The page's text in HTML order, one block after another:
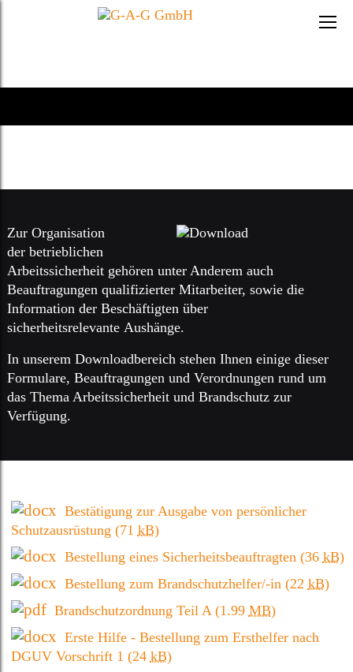
Zur Organisation
der betrieblichen
Arbeitssicherheit gehören unter Anderem auch
Beauftragungen qualifizierter Mitarbeiter, sowie die
Information der Beschäftigten über
sicherheitsrelevante Aushänge.
In unserem Downloadbereich stehen Ihnen einige dieser
Formulare, Beauftragungen und Verordnungen rund um
das Thema Arbeitssicherheit und Brandschutz zur
Verfügung.
Bestätigung zur Ausgabe von persönlicher
Schutzausrüstung (71 kB)
Bestellung eines Sicherheitsbeauftragten(36 kB)
Bestellung zum Brandschutzhelfer/-in(22 kB)
Brandschutzordnung Teil A(1.99 MB)
Erste Hilfe - Bestellung zum Ersthelfer nach
DGUV Vorschrift 1 (24 kB)